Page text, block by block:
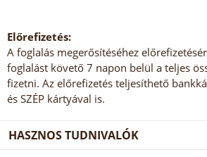
Előrefizetés:
A foglalás megerősítéséhez
foglalást követő 7 napon belül a teljes
fizetni. Az előrefizetés teljesíthető
és SZÉP kártyával is.
HASZNOS TUDNIVALÓK